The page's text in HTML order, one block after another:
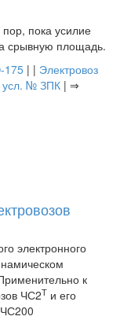
пока усилие
срывную площадь.
175 | | Электровоз
усл. № ЗПК | ⇒
электронного
к
ЧС2Т и его